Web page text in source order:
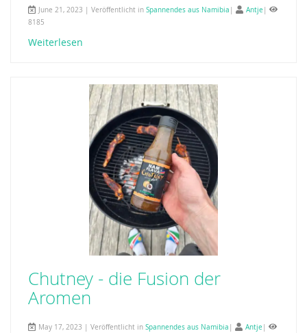
June 21, 2023 | Veröffentlicht in Spannendes aus Namibia Antje
8185
Weiterlesen
Chutney - die Fusion der
Aromen
May 17, 2023 | Veröffentlicht in Spannendes aus Namibia Antje